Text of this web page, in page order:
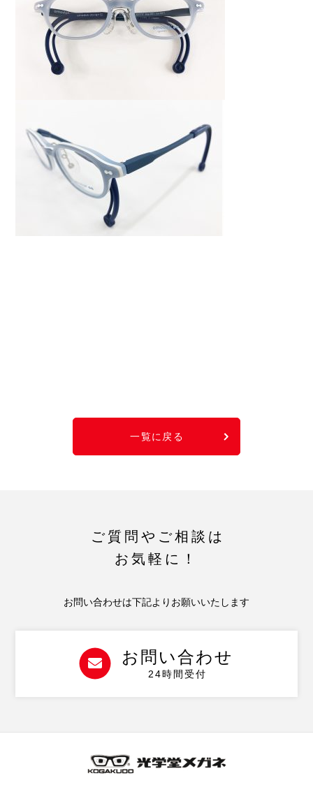
一覧に戻る
ご質問やご相談は
お気軽に！
お問い合わせは下記よりお願いいたします
お問い合わせ
24時間受付